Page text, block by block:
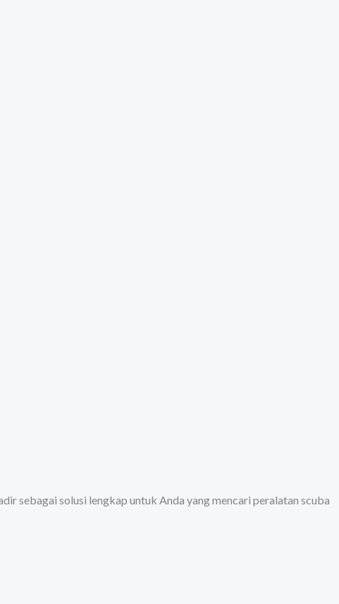
sebagai solusi lengkap untuk Anda yang mencari peralatan scuba